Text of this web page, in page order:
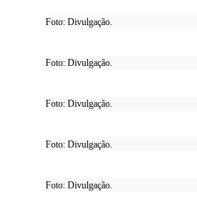
Foto: Divulgação.
Foto: Divulgação.
Foto: Divulgação.
Foto: Divulgação.
Foto: Divulgação.